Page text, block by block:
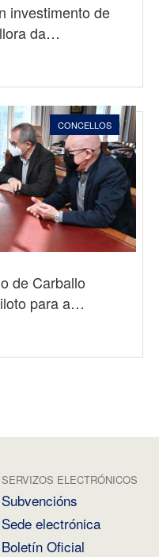
investimento de
da…
CONCELLOS
de Carballo
para a…
SERVIZOS ELECTRÓNICOS
Subvencións
Sede electrónica
Boletín Oficial